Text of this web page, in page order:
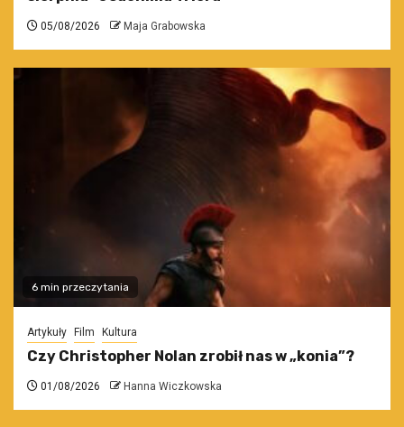
05/08/2026 Maja Grabowska
6 min przeczytania
Artykuły Film Kultura
Czy Christopher Nolan zrobił nas w „konia”?
01/08/2026 Hanna Wiczkowska